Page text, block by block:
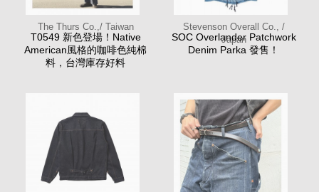
The Thurs Co.,/ Taiwan
T0549 新色登場！Native
American風格的咖啡色純棉
料，台灣庫存好料
Stevenson Overall Co., /
Japan
SOC Overlander Patchwork
Denim Parka 發售！